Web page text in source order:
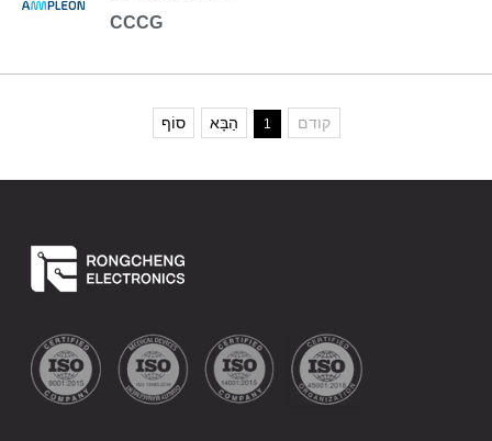
CCCG
קודם 1 הַבָּא סוֹף